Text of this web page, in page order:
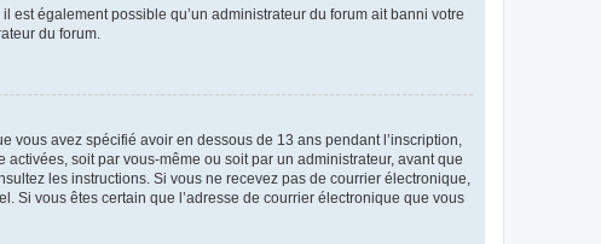
est également possible qu’un administrateur du forum ait banni votre
du forum.
vous avez spécifié avoir en dessous de 13 ans pendant l’inscription,
soit par vous-même ou soit par un administrateur, avant que
les instructions. Si vous ne recevez pas de courrier électronique,
Si vous êtes certain que l’adresse de courrier électronique que vous